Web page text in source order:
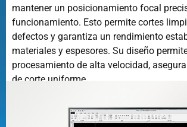
mantener un posicionamiento focal
funcionamiento. Esto permite cortes
defectos y garantiza un rendimiento
materiales y espesores. Su diseño
procesamiento de alta velocidad,
de corte uniforme.